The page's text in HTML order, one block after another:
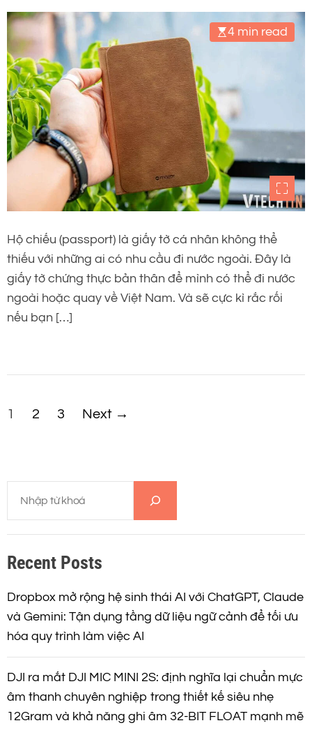
4 min read
Hộ chiếu (passport) là giấy tờ cá nhân không thể
thiếu với những ai có nhu cầu đi nước ngoài. Đây là
giấy tờ chứng thực bản thân để mình có thể đi nước
ngoài hoặc quay về Việt Nam. Và sẽ cực kì rắc rối
nếu bạn […]
P
â
t
r
a
n
g
b
1 2 3 Next →
m
i
m
Recent Posts
Dropbox mở rộng hệ sinh thái AI với ChatGPT, Claude
và Gemini: Tận dụng tầng dữ liệu ngữ cảnh để tối ưu
hóa quy trình làm việc AI
DJI ra mắt DJI MIC MINI 2S: định nghĩa lại chuẩn mực
âm thanh chuyên nghiệp trong thiết kế siêu nhẹ
12Gram và khả năng ghi âm 32-BIT FLOAT mạnh mẽ